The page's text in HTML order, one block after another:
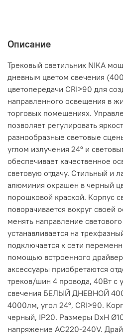
Описание
Трековый светильник NIKA
дневным цветом свечения
цветопередачи CRI>90 для
направленного освещения в
торговых помещениях.
позволяет регулировать
разнообразные световые
углом излучения 24° и
обеспечивает качественное
световую отдачу. Стильный и
алюминия окрашен в черный
порошковой краской. Корпус
поворачивается вокруг своей
менять направление
устанавливается на
подключается к сети
помощью встроенного
аксессуары приобретаются
треков/шин 4 провода, 40Вт с
свечения БЕЛЫЙ ДНЕВНОЙ
4000лм, угол 24°, CRI>90.
черный, IP20. Размеры DxH
напряжение AC220-240V.